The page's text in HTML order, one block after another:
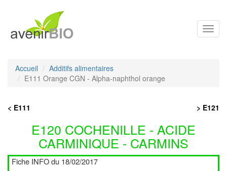
Accueil
Additifs alimentaires
E111 Orange CGN - Alpha-naphthol orange
< E111 > E121
E120 COCHENILLE - ACIDE
CARMINIQUE - CARMINS
Fiche INFO du 18/02/2017